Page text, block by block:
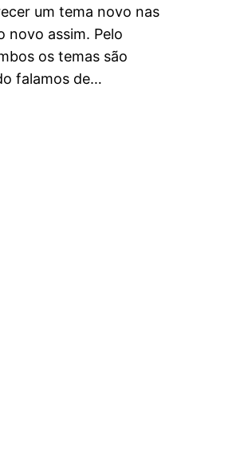
um tema novo nas
novo assim. Pelo
os temas são
falamos de…